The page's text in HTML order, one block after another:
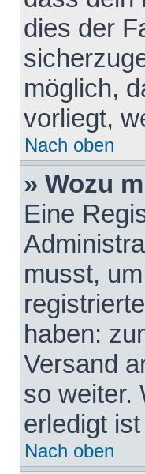
dies der
möglich,
vorliegt,
Nach oben
» Wozu
Eine
musst,
haben:
Versand
so weiter.
erledigt
Nach oben